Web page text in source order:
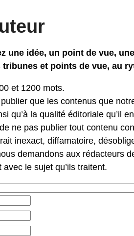
une idée, un point de vue,
et points de vue, au
et 1200 mots.
que les contenus que
qu’à la qualité éditoriale qu’il
ne pas publier tout contenu
inexact, diffamatoire,
demandons aux rédacteurs
le sujet qu’ils traitent.